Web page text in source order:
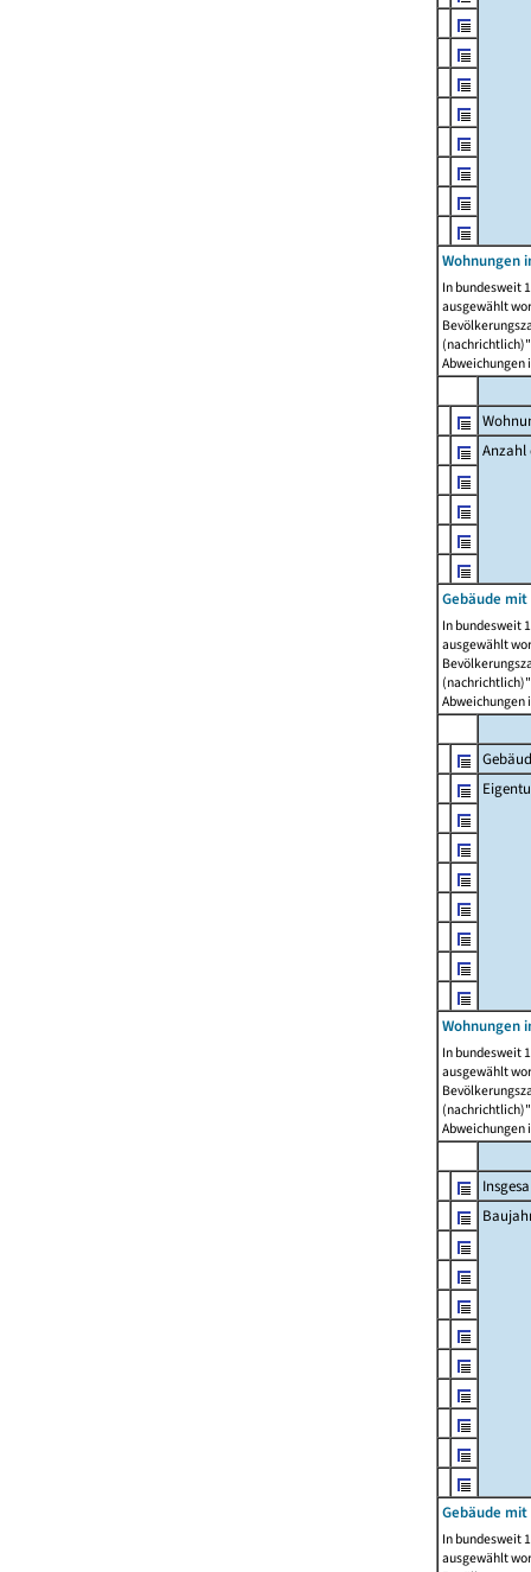
Wohnungen
In bundesweit
ausgewählt
Abweichungen
Anzahl
Gebäude
In bundesweit
ausgewählt
Abweichungen
Wohnungen
In bundesweit
ausgewählt
Abweichungen
Gebäude mit
In bundesweit
ausgewählt